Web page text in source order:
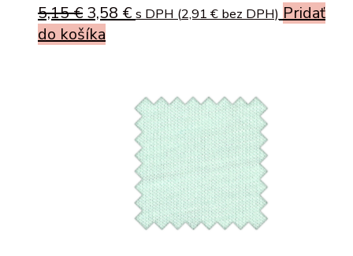
5,15€ Original
price
3,58 €Current
s DPH (2,91 € bez DPH) Pridať
do košíka